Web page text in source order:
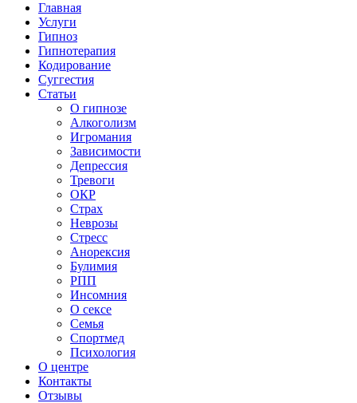
Главная
Услуги
Гипноз
Гипнотерапия
Кодирование
Суггестия
Статьи
О гипнозе
Алкоголизм
Игромания
Зависимости
Депрессия
Тревоги
ОКР
Страх
Неврозы
Стресс
Анорексия
Булимия
РПП
Инсомния
О сексе
Семья
Спортмед
Психология
О центре
Контакты
Отзывы